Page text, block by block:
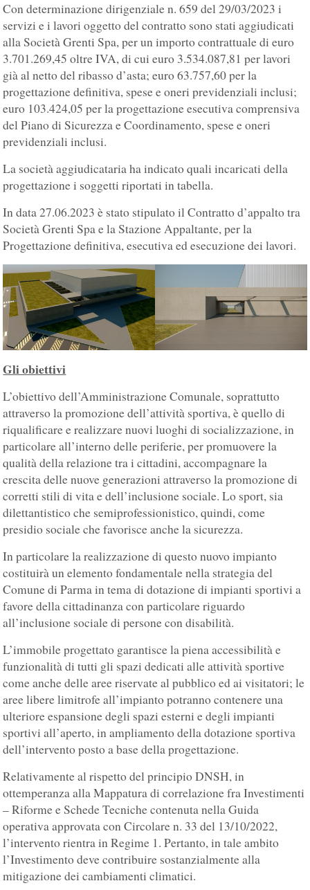
Con determinazione dirigenziale n. 659 del 29/03/2023 i
servizi e i lavori oggetto del contratto sono stati aggiudicati
alla Società Grenti Spa, per un importo contrattuale di euro
3.701.269,45 oltre IVA, di cui euro 3.534.087,81 per lavori
già al netto del ribasso d’asta; euro 63.757,60 per la
progettazione definitiva, spese e oneri previdenziali inclusi;
euro 103.424,05 per la progettazione esecutiva comprensiva
del Piano di Sicurezza e Coordinamento, spese e oneri
previdenziali inclusi.
La società aggiudicataria ha indicato quali incaricati della
progettazione i soggetti riportati in tabella.
In data 27.06.2023 è stato stipulato il Contratto d’appalto tra
Società Grenti Spa e la Stazione Appaltante, per la
Progettazione definitiva, esecutiva ed esecuzione dei lavori.
Gli obiettivi
L’obiettivo dell’Amministrazione Comunale, soprattutto
attraverso la promozione dell’attività sportiva, è quello di
riqualificare e realizzare nuovi luoghi di socializzazione, in
particolare all’interno delle periferie, per promuovere la
qualità della relazione tra i cittadini, accompagnare la
crescita delle nuove generazioni attraverso la promozione di
corretti stili di vita e dell’inclusione sociale. Lo sport, sia
dilettantistico che semiprofessionistico, quindi, come
presidio sociale che favorisce anche la sicurezza.
In particolare la realizzazione di questo nuovo impianto
costituirà un elemento fondamentale nella strategia del
Comune di Parma in tema di dotazione di impianti sportivi a
favore della cittadinanza con particolare riguardo
all’inclusione sociale di persone con disabilità.
L’immobile progettato garantisce la piena accessibilità e
funzionalità di tutti gli spazi dedicati alle attività sportive
come anche delle aree riservate al pubblico ed ai visitatori; le
aree libere limitrofe all’impianto potranno contenere una
ulteriore espansione degli spazi esterni e degli impianti
sportivi all’aperto, in ampliamento della dotazione sportiva
dell’intervento posto a base della progettazione.
Relativamente al rispetto del principio DNSH, in
ottemperanza alla Mappatura di correlazione fra Investimenti
– Riforme e Schede Tecniche contenuta nella Guida
operativa approvata con Circolare n. 33 del 13/10/2022,
l’intervento rientra in Regime 1. Pertanto, in tale ambito
l’Investimento deve contribuire sostanzialmente alla
mitigazione dei cambiamenti climatici.